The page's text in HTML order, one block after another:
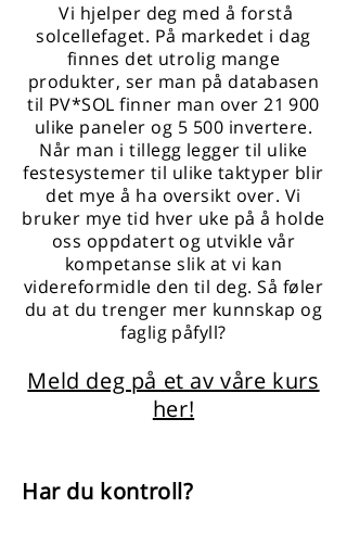
Vi hjelper deg med å forstå
solcellefaget. På markedet i dag
finnes det utrolig mange
produkter, ser man på databasen
til PV*SOL finner man over 21 900
ulike paneler og 5 500 invertere.
Når man i tillegg legger til ulike
festesystemer til ulike taktyper blir
det mye å ha oversikt over. Vi
bruker mye tid hver uke på å holde
oss oppdatert og utvikle vår
kompetanse slik at vi kan
videreformidle den til deg. Så føler
du at du trenger mer kunnskap og
faglig påfyll?
Meld deg på et av våre kurs
her!
Har du kontroll?